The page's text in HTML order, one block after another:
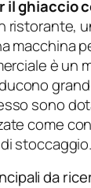
il ghiaccio
ristorante,
macchina
è un
sono
come
stoccaggio.
da